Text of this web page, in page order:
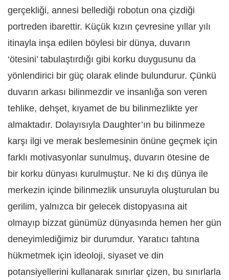
gerçekliği, annesi bellediği robotun ona çizdiği
portreden ibarettir. Küçük kızın çevresine yıllar yılı
itinayla inşa edilen böylesi bir dünya, duvarın
‘ötesini’ tabulaştırdığı gibi korku duygusunu da
yönlendirici bir güç olarak elinde bulundurur. Çünkü
duvarın arkası bilinmezdir ve insanlığa son veren
tehlike, dehşet, kıyamet de bu bilinmezlikte yer
almaktadır. Dolayısıyla Daughter’ın bu bilinmeze
karşı ilgi ve merak beslemesinin önüne geçmek için
farklı motivasyonlar sunulmuş, duvarın ötesine de
bir korku dünyası kurulmuştur. Ne ki dış dünya ile
merkezin içinde bilinmezlik unsuruyla oluşturulan bu
gerilim, yalnızca bir gelecek distopyasına ait
olmayıp bizzat günümüz dünyasında hemen her gün
deneyimlediğimiz bir durumdur. Yaratıcı tahtına
hükmetmek için ideoloji, siyaset ve din
potansiyellerini kullanarak sınırlar çizen, bu sınırlarla